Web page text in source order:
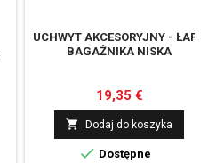
UCHWYT AKCESORYJNY - ŁAPY
BAGAŻNIKA NISKA
Cena
19,35 €
 Dodaj do koszyka
 Dostępne